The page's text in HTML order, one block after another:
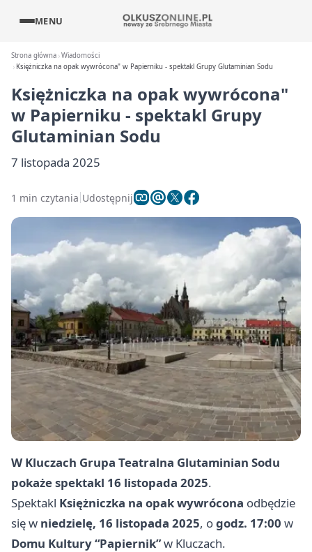
MENU
Strona główna Wiadomości
Księżniczka na opak wywrócona" w Papierniku - spektakl Grupy Glutaminian Sodu
Księżniczka na opak wywrócona"
w Papierniku - spektakl Grupy
Glutaminian Sodu
7 listopada 2025
1 min czytania Udostępnij
W Kluczach Grupa Teatralna Glutaminian Sodu
pokaże spektakl 16 listopada 2025.
Spektakl Księżniczka na opak wywrócona odbędzie
się w niedzielę, 16 listopada 2025, ogodz. 17:00 w
Domu Kultury “Papiernik”w Kluczach.